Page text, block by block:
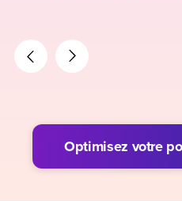
Optimisez votre